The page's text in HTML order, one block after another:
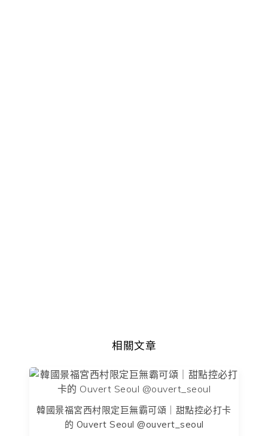
相關文章
韓國景福宮西村限定巨無霸可頌｜甜點控必打卡
的 Ouvert Seoul @ouvert_seoul